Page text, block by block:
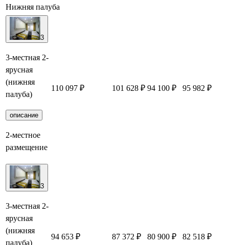
Нижняя палуба
3
3-местная 2-
ярусная
(нижняя
палуба)
описание
2-местное
размещение
110 097 ₽ 101 628 ₽ 94 100 ₽ 95 982 ₽
3
3-местная 2-
ярусная
(нижняя
палуба)
94 653 ₽ 87 372 ₽ 80 900 ₽ 82 518 ₽